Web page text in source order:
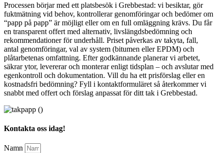
Processen börjar med ett platsbesök i Grebbestad: vi besiktar, gör
fuktmätning vid behov, kontrollerar genomföringar och bedömer om
“papp på papp” är möjligt eller om en full omläggning krävs. Du får
en transparent offert med alternativ, livslängdsbedömning och
rekommendationer för underhåll. Priset påverkas av takyta, fall,
antal genomföringar, val av system (bitumen eller EPDM) och
plåtarbetenas omfattning. Efter godkännande planerar vi arbetet,
säkrar ytor, levererar och monterar enligt tidsplan – och avslutar med
egenkontroll och dokumentation. Vill du ha ett prisförslag eller en
kostnadsfri bedömning? Fyll i kontaktformuläret så återkommer vi
snabbt med offert och förslag anpassat för ditt tak i Grebbestad.
Kontakta oss idag!
Namn